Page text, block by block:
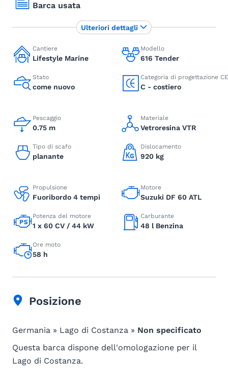
Barca usata
Cantiere
Lifestyle Marine
Modello
616 Tender
Stato
come nuovo
Categoria di progettazione CE
C - costiero
Pescaggio
0.75 m
Materiale
Vetroresina VTR
Tipo di scafo
planante
Dislocamento
920 kg
Propulsione
Fuoribordo 4 tempi
Motore
Suzuki DF 60 ATL
Potenza del motore
1 x 60 CV / 44 kW
Carburante
48 l Benzina
Ore moto
58 h
Ulteriori dettagli
Posizione
Germania » Lago di Costanza » Non specificato
Questa barca dispone dell'omologazione per il
Lago di Costanza.